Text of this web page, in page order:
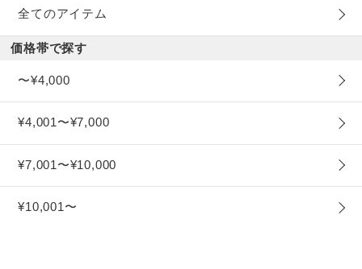
全てのアイテム
価格帯で探す
〜¥4,000
¥4,001〜¥7,000
¥7,001〜¥10,000
¥10,001〜